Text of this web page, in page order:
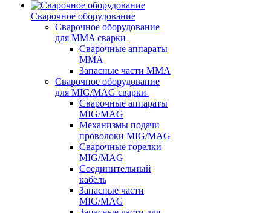
Сварочное оборудование
Сварочное оборудование
для MMA сварки
Сварочные аппараты
MMA
Запасные части MMA
Сварочное оборудование
для MIG/MAG сварки
Сварочные аппараты
MIG/MAG
Механизмы подачи
проволоки MIG/MAG
Сварочные горелки
MIG/MAG
Соединительный
кабель
Запасные части
MIG/MAG